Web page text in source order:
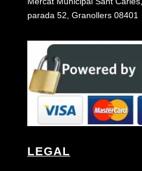
parada 52, Granollers 08401
LEGAL